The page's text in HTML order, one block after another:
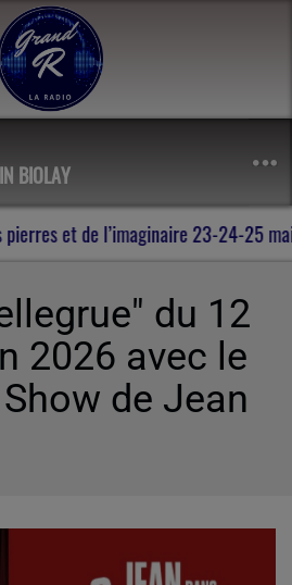
BIOLAY
des vieilles pierres et de
du 12
2026 avec le
de Jean